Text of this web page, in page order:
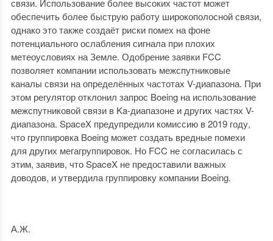
связи. Использование более высоких частот может
обеспечить более быструю работу широкополосной связи,
однако это также создаёт риски помех на фоне
потенциального ослабления сигнала при плохих
метеоусловиях на Земле. Одобрение заявки FCC
позволяет компании использовать межспутниковые
каналы связи на определённых частотах V-диапазона. При
этом регулятор отклонил запрос Boeing на использование
межспутниковой связи в Ka-диапазоне и других частях V-
диапазона. SpaceX предупредили комиссию в 2019 году,
что группировка Boeing может создать вредные помехи
для других мегагруппировок. Но FCC не согласилась с
этим, заявив, что SpaceX не предоставили важных
доводов, и утвердила группировку компании Boeing.
А.Ж.